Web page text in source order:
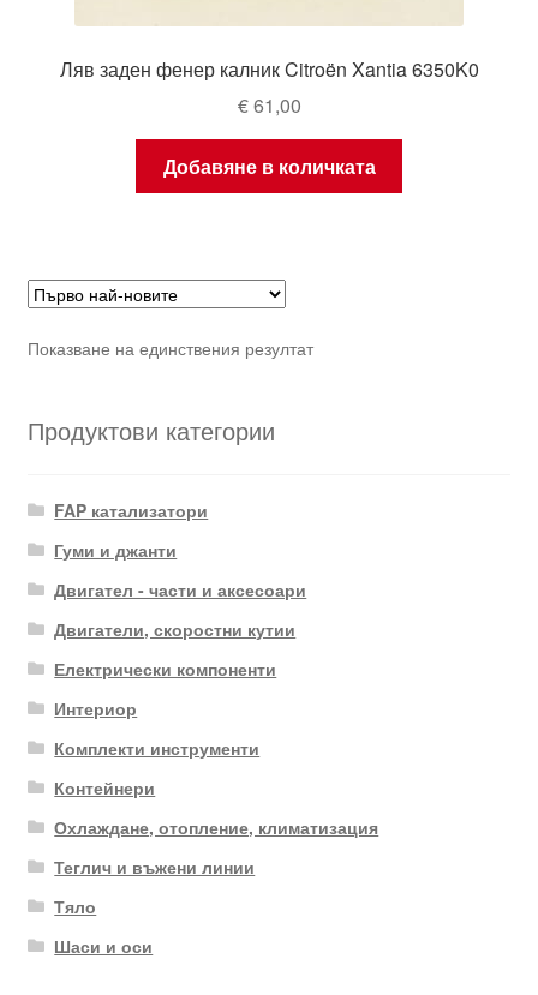
Ляв заден фенер калник Citroën Xantia 6350K0
€61,00
Добавяне в количката
Показване на единствения резултат
Продуктови категории
FAP катализатори
Гуми и джанти
Двигател - части и аксесоари
Двигатели, скоростни кутии
Електрически компоненти
Интериор
Комплекти инструменти
Контейнери
Охлаждане, отопление, климатизация
Теглич и въжени линии
Тяло
Шаси и оси